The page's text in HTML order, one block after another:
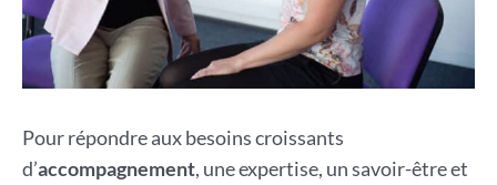
Pour répondre aux besoins croissants
d’accompagnement, une expertise, un savoir-être et